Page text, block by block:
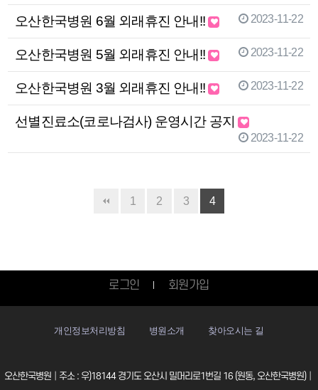
오산한국병원 6월 외래휴진 안내!! 2023-11-22
오산한국병원 5월 외래휴진 안내!! 2023-11-22
오산한국병원 3월 외래휴진 안내!! 2023-11-22
선별진료소(코로나검사) 운영시간 공지
2023-11-22
1 2 3 4
로그인 회원가입
개인정보처리방침 병원소개 찾아오시는 길
오산한국병원│주소 : 우)18144 경기도 오산시 밀머리로1번길 16 (원동, 오산한국병원)│